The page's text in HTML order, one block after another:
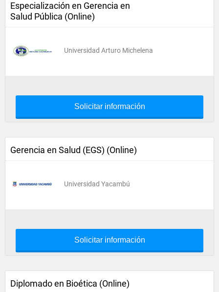
Especialización en Gerencia en
Salud Pública (Online)
Universidad Arturo Michelena
Solicitar información
Gerencia en Salud (EGS) (Online)
Universidad Yacambú
Solicitar información
Diplomado en Bioética (Online)